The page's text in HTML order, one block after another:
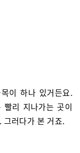
이 하나 있거든요.
리 지나가는 곳이
그러다가 본 거죠.